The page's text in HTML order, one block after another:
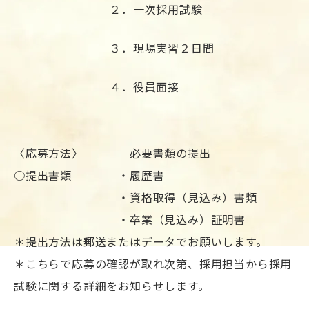
２．一次採用試験
３．現場実習２日間
４．役員面接
〈応募方法〉 必要書類の提出
○提出書類 ・履歴書
・資格取得（見込み）書類
・卒業（見込み）証明書
＊提出方法は郵送またはデータでお願いします。
＊こちらで応募の確認が取れ次第、採用担当から採用
試験に関する詳細をお知らせします。